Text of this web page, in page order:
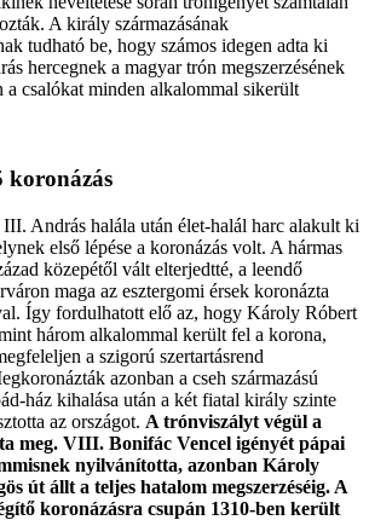
A király származásának
tudható be, hogy számos idegen adta ki
hercegnek a magyar trón megszerzésének
a csalókat minden alkalommal sikerült
koronázás
András halála után élet-halál harc alakult ki
első lépése a koronázás volt. A hármas
közepétől vált elterjedtté, a leendő
maga az esztergomi érsek koronázta
Így fordulhatott elő az, hogy Károly Róbert
három alkalommal került fel a korona,
a szigorú szertartásrend
azonban a cseh származású
ház kihalása után a két fiatal király szinte
az országot. A trónviszályt végül a
meg. VIII. Bonifác Vencel igényét pápai
nyilvánította, azonban Károly
út állt a teljes hatalom megszerzéséig. A
koronázásra csupán 1310-ben került